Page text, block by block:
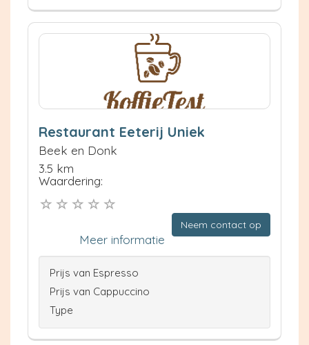
Restaurant Eeterij Uniek
Beek en Donk
3.5 km
Waardering:
Neem contact op
Meer informatie
Prijs van Espresso
Prijs van Cappuccino
Type